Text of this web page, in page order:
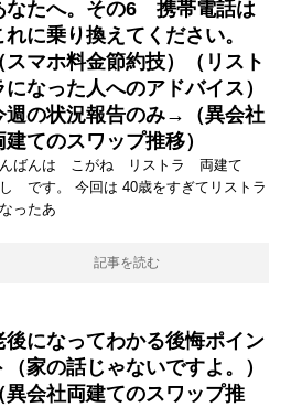
なたへ。その6 携帯電話は
れに乗り換えてください。
スマホ料金節約技）（リスト
になった人へのアドバイス）
週の状況報告のみ→（異会社
建てのスワップ推移）
ばんは こがね リストラ 両建て
です。 今回は 40歳をすぎてリストラ
ったあ
記事を読む
後になってわかる後悔ポイン
（家の話じゃないですよ。）
異会社両建てのスワップ推